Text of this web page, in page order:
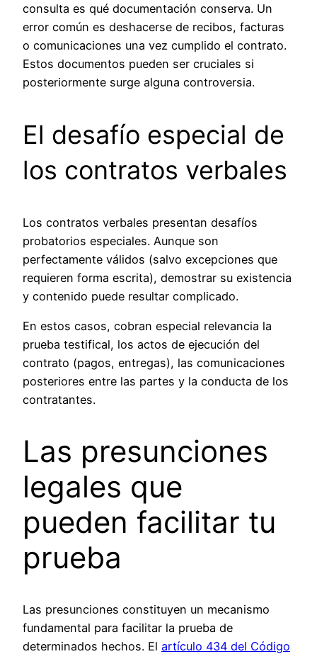
consulta es qué documentación conserva. Un
error común es deshacerse de recibos, facturas
o comunicaciones una vez cumplido el contrato.
Estos documentos pueden ser cruciales si
posteriormente surge alguna controversia.
El desafío especial de
los contratos verbales
Los contratos verbales presentan desafíos
probatorios especiales. Aunque son
perfectamente válidos (salvo excepciones que
requieren forma escrita), demostrar su existencia
y contenido puede resultar complicado.
En estos casos, cobran especial relevancia la
prueba testifical, los actos de ejecución del
contrato (pagos, entregas), las comunicaciones
posteriores entre las partes y la conducta de los
contratantes.
Las presunciones
legales que
pueden facilitar tu
prueba
Las presunciones constituyen un mecanismo
fundamental para facilitar la prueba de
determinados hechos. El artículo 434 del Código